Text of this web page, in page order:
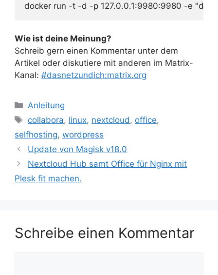
docker run -t -d -p 127.0.0.1:9980:9980 -e
Wie ist deine Meinung?
Schreib gern einen Kommentar unter dem
Artikel oder diskutiere mit anderen im Matrix-
Kanal: #dasnetzundich:matrix.org
Kategorien
Anleitung
Schlagwörter
collabora, linux, nextcloud, office,
selfhosting, wordpress
Update von Magisk v18.0
Nextcloud Hub samt Office für Nginx mit
Plesk fit machen.
Schreibe einen Kommentar